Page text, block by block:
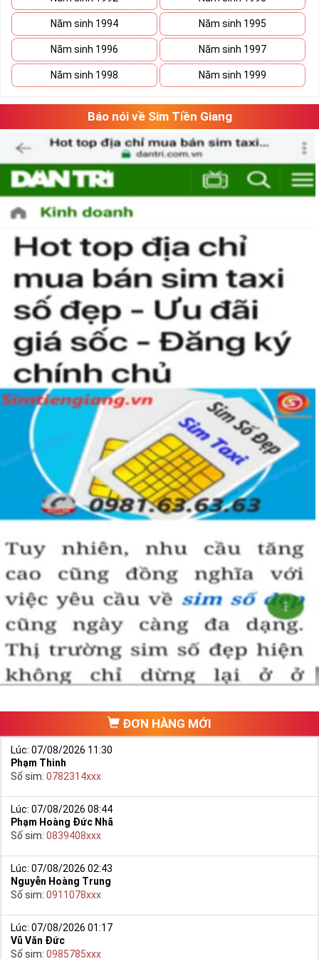
Phương pháp chọn sim số đẹp lục qúy 8
“Số có nghĩa – Người có mệnh”, lựa chọnsim số đẹp
tứ quý cần căn
cứ vào vận mệnh của mỗi người. Lựa chọn sim số đẹp hợp mệnh
không chỉ mang lại nhiều may mắn và tài lộc cho chủ sim mà nó
còn thể hiện được nhiều phong cách làm việc chuyên nghiệp của
người sử dụng.
Theo ngũ hành sinh khắc, con số 8 là con số cát của mệnh Thổ.
Người mệnh này sử dụng sim điện thoại chứa số 8 sẽ mang lại
nhiều may mắn và tài lộc.
Ngoài ra khi lựa chọn sim số đẹp chúng ta nên chọn dãy số âm
dương hài hòa và có tổng số nút cao, như vậy việc làm ăn sẽ gặp
nhiều thuận lợi và suôn sẻ hơn.
Hãy lựa chọn sim lục quý 8 hợp phong thủy và vận mệnh để đem
đến vượng khí và may mắn trong công danh, sự nghiệp.
Hướng dẫn mua Sim Lục Quý 8 tại
Simtiengiang.vn.
Sim Tiền Giang là đơn vị cung cấp sim số đẹp lục quý 8, sim giá rẻ
uy tín chất lượng.
Chọn mua sim số đẹp thường mất nhiều thời gian ở khoản lựa số,
một số phải vừa đẹp, vừa tốt về phong thủy thì mới là sim hoàn
hảo. Vậy phải làm sao?
- Cách nhanh nhất để chọn mua được sim lục quý 8 là bạn vào
đầu trang chủ. Đây là danh sách sim được đại lý giảm giá vì một số
lý do nên bạn có thể chọn mua được số đẹp lại có giá cực rẻ nữa.
Ngoài ra quý khách chưa ưng ý về sim luc quy 8 có cũng thể tham
khảo thêm Sim Vinaphone,Sim Gmobile, Sim Lục Quý,Sim Lục Quý
Hướng dẫn mua Sim Lục Quý 8 tại Simtiengiang.vn.
+ Bước 1: Bạn truy cập vào truy cập vào Google gõ Simtiengiang.vn
bấm vào link
ngay bên góc trái màn hình. Sau đó chọn Sim Lục Quý 8.
+ Bước 3: Khi các số sim lục quý 8 xuất hiện, bạn có thể chọn
mạng, đầu số, phân loại,… để lọc ra những yêu cầu của bạn, giúp
Năm sinh 1994 Năm sinh 1995
Năm sinh 1996 Năm sinh 1997
Năm sinh 1998 Năm sinh 1999
Báo nói về Sim Tiền Giang
ĐƠN HÀNG MỚI
Lúc: 07/08/2026 11:30
Phạm Thinh
Số sim: 0782314xxx
Lúc: 07/08/2026 08:44
Phạm Hoàng Đức Nhã
Số sim: 0839408xxx
Lúc: 07/08/2026 02:43
Nguyễn Hoàng Trung
Số sim: 0911078xxx
Lúc: 07/08/2026 01:17
Vũ Văn Đức
Số sim: 0985785xxx